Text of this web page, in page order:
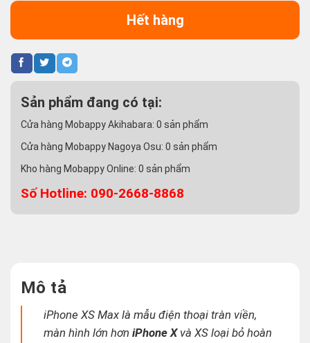
Hết hàng
Sản phẩm đang có tại:
Cửa hàng Mobappy Akihabara: 0 sản phẩm
Cửa hàng Mobappy Nagoya Osu: 0 sản phẩm
Kho hàng Mobappy Online: 0 sản phẩm
Số Hotline: 090-2668-8868
Mô tả
iPhone XS Max là mẫu điện thoại tràn viền,
màn hình lớn hơniPhone Xvà XS loại bỏ hoàn